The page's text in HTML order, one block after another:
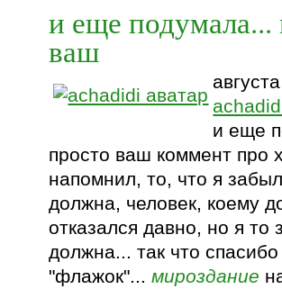
и еще подумала...
ваш
и еще
просто ваш коммент про
напомнил, то, что я
должна, человек, коему
отказался давно, но я то
должна... так что
"флажок"...мироздание